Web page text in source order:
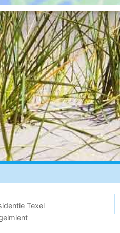
Texel